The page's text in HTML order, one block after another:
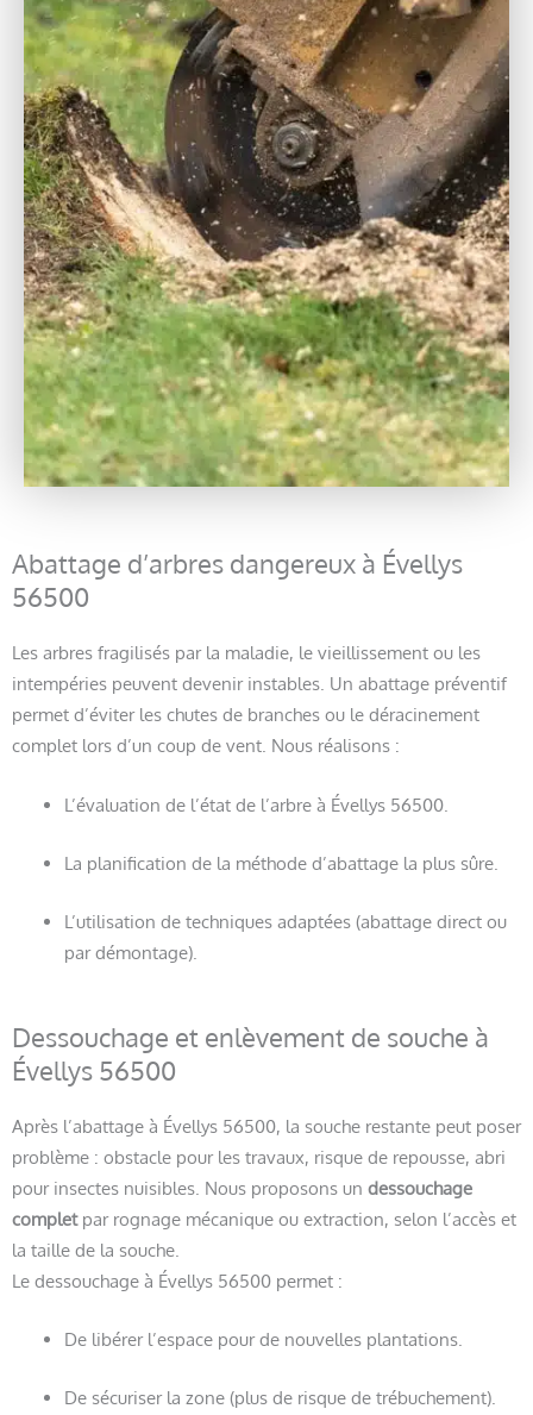
Abattage d’arbres dangereux à Évellys
56500
Les arbres fragilisés par la maladie, le vieillissement ou les
intempéries peuvent devenir instables. Un abattage préventif
permet d’éviter les chutes de branches ou le déracinement
complet lors d’un coup de vent. Nous réalisons :
L’évaluation de l’état de l’arbre à Évellys 56500.
La planification de la méthode d’abattage la plus sûre.
L’utilisation de techniques adaptées (abattage direct ou
par démontage).
Dessouchage et enlèvement de souche à
Évellys 56500
Après l’abattage à Évellys 56500, la souche restante peut poser
problème : obstacle pour les travaux, risque de repousse, abri
pour insectes nuisibles. Nous proposons un dessouchage
completpar rognage mécanique ou extraction, selon l’accès et
la taille de la souche.
Le dessouchage à Évellys 56500 permet :
De libérer l’espace pour de nouvelles plantations.
De sécuriser la zone (plus de risque de trébuchement).